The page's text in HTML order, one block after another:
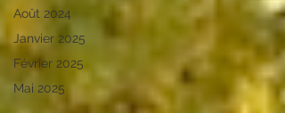
Août 2024
Janvier 2025
Février 2025
Mai 2025